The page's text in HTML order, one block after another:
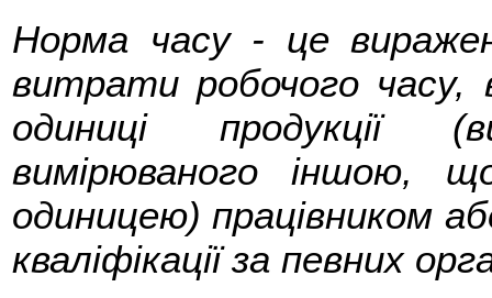
Норма часу - це
витрати робочого часу,
одиниці продукції
вимірюваного іншою,
одиницею) працівником
кваліфікації за певних